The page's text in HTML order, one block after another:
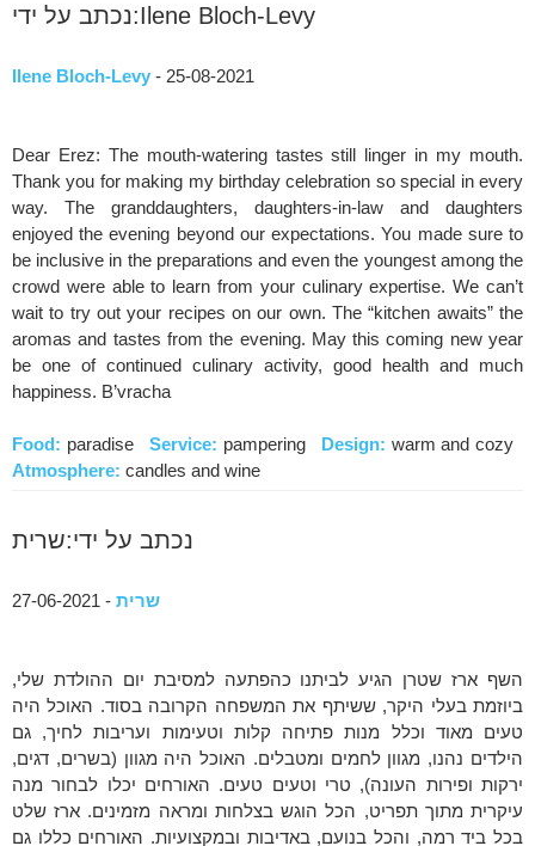
נכתב על ידי:Ilene Bloch-Levy
Ilene Bloch-Levy - 25-08-2021
Dear Erez: The mouth-watering tastes still linger in my mouth.
Thank you for making my birthday celebration so special in every
way. The granddaughters, daughters-in-law and daughters
enjoyed the evening beyond our expectations. You made sure to
be inclusive in the preparations and even the youngest among the
crowd were able to learn from your culinary expertise. We can’t
wait to try out your recipes on our own. The “kitchen awaits” the
aromas and tastes from the evening. May this coming new year
be one of continued culinary activity, good health and much
happiness. B’vracha
Food: paradise Service: pampering Design: warm and cozy
Atmosphere: candles and wine
נכתב על ידי:שרית
שרית - 27-06-2021
השף ארז שטרן הגיע לביתנו כהפתעה למסיבת יום ההולדת שלי,
ביוזמת בעלי היקר, ששיתף את המשפחה הקרובה בסוד. האוכל היה
טעים מאוד וכלל מנות פתיחה קלות וטעימות ועריבות לחיך, גם
הילדים נהנו, מגוון לחמים ומטבלים. האוכל היה מגוון (בשרים, דגים,
ירקות ופירות העונה), טרי וטעים טעים. האורחים יכלו לבחור מנה
עיקרית מתוך תפריט, הכל הוגש בצלחות ומראה מזמינים. ארז שלט
בכל ביד רמה, והכל בנועם, באדיבות ובמקצועיות. האורחים כללו גם